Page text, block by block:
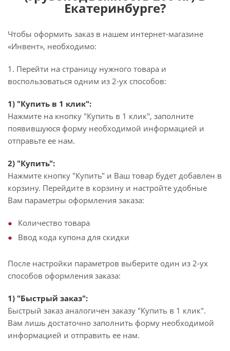
Екатеринбурге?
Чтобы оформить заказ в нашем интернет-магазине
«Инвент», необходимо:
1. Перейти на страницу нужного товара и
воспользоваться одним из 2-ух способов:
1) "Купить в 1 клик":
Нажмите на кнопку "Купить в 1 клик", заполните
появившуюся форму необходимой информацией и
отправьте ее нам.
2) "Купить":
Нажмите кнопку "Купить" и Ваш товар будет добавлен в
корзину. Перейдите в корзину и настройте удобные
Вам параметры оформления заказа:
Количество товара
Ввод кода купона для скидки
После настройки параметров выберите один из 2-ух
способов оформления заказа:
1) "Быстрый заказ":
Быстрый заказ аналогичен заказу "Купить в 1 клик".
Вам лишь достаточно заполнить форму необходимой
информацией и отправить ее нам.